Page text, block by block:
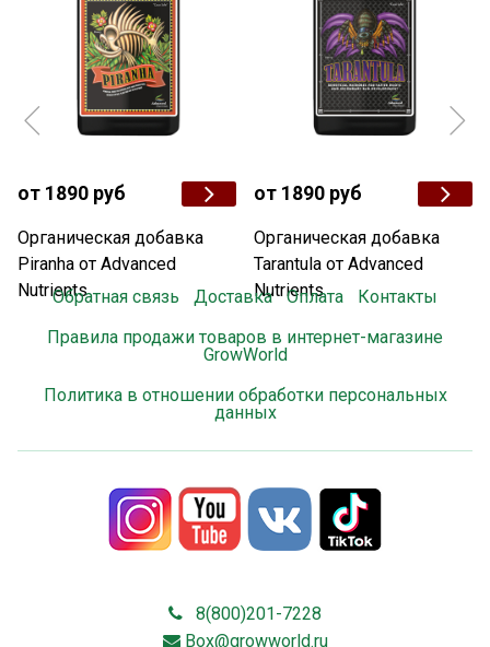
от 1890 руб
Органическая добавка
Piranha от Advanced
Nutrients
от 1890 руб
Органическая добавка
Tarantula от Advanced
Nutrients
Обратная связь Доставка Оплата
Контакты
Правила продажи товаров в интернет-магазине
GrowWorld
Политика в отношении обработки персональных
данных
8(800)201-7228
Box@growworld.ru